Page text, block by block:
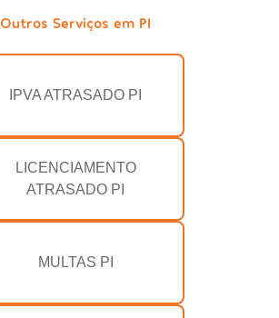
Outros Serviços em PI
IPVA ATRASADO PI
LICENCIAMENTO
ATRASADO PI
MULTAS PI